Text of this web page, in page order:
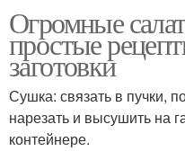
Огромные
простые
заготовки
Сушка: связать в пучки,
нарезать и высушить на
контейнере.